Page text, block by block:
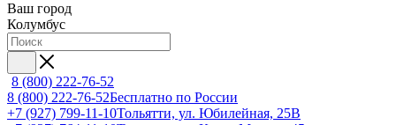
Ваш город
Колумбус
8 (800) 222-76-52
8 (800) 222-76-52Бесплатно по России
+7 (927) 799-11-10Тольятти, ул. Юбилейная, 25В